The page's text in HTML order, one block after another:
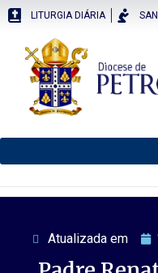
LITURGIA DIÁRIA
Atualizada em